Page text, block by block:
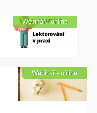
Webinář - online
Webinář - online